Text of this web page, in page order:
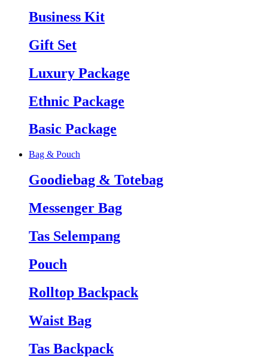
Business Kit
Gift Set
Luxury Package
Ethnic Package
Basic Package
Bag & Pouch
Goodiebag & Totebag
Messenger Bag
Tas Selempang
Pouch
Rolltop Backpack
Waist Bag
Tas Backpack